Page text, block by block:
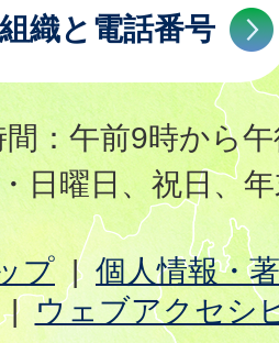
織と電話番号
間：午前9時から
日曜日、祝日、
プ
個人情報・
ウェブアクセシ